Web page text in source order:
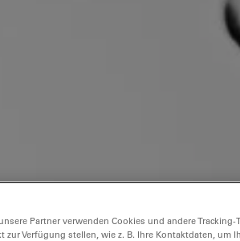
Partner verwenden Cookies und andere
zur Verfügung stellen, wie z. B. Ihre Kontaktdaten, um